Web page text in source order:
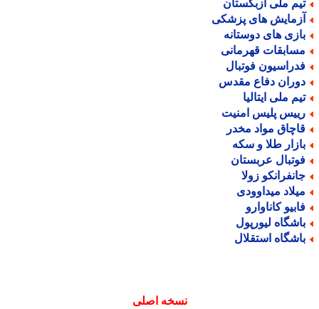
ملی ازبکستان
های پزشکی
های دوستانه
قهرمانی
فوتبال
دفاع مقدس
ملی ایتالیا
پلیس امنیت
مواد مخدر
طلا و سکه
عربستان
زولا
میداوودی
کاناوارو
لیورپول
استقلال
نسخه اصلی